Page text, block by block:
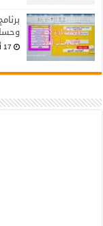
17 أكتوبر، 2024